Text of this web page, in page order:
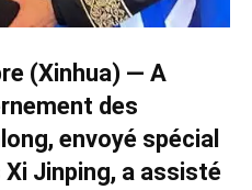
(Xinhua) — A
des
envoyé spécial
Jinping, a assisté